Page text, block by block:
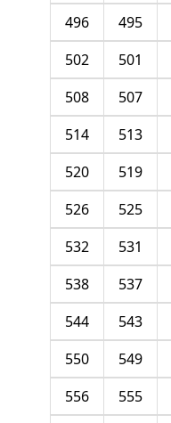
495
496
501
502
507
508
513
514
519
520
525
526
531
532
537
538
543
544
549
550
555
556